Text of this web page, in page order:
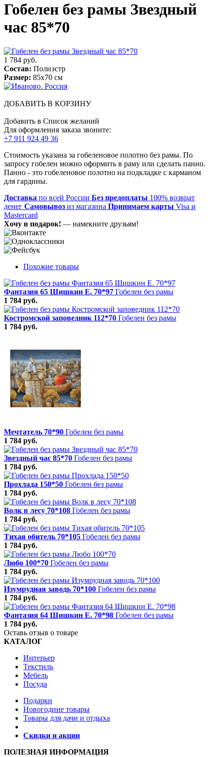
Гобелен без рамы Звездный
час 85*70
1 784 руб.
Состав: Полиэстр
Размер: 85х70 см
ДОБАВИТЬ В КОРЗИНУ
Добавить в Список желаний
Для оформления заказа звоните:
+7 911 924 49 36
Стоимость указана за гобеленовое полотно без рамы. По
запросу гобелен можно оформить в раму или сделать панно.
Панно - это гобеленовое полотно на подкладке с карманом
для гардины.
Доставка по всей России Без предоплаты 100% возврат
денег Самовывоз из магазина Принимаем карты Visa и
Mastercard
Хочу в подарок! — намекните друзьям!
Похожие товары
Фантазия 65 Шишкин Е. 70*97 Гобелен без рамы
1 784 руб.
Костромской заповедник 112*70 Гобелен без рамы
1 784 руб.
Мечтатель 70*90 Гобелен без рамы
1 784 руб.
Звездный час 85*70 Гобелен без рамы
1 784 руб.
Прохлада 150*50 Гобелен без рамы
1 784 руб.
Волк в лесу 70*108 Гобелен без рамы
1 784 руб.
Тихая обитель 70*105 Гобелен без рамы
1 784 руб.
Любо 100*70 Гобелен без рамы
1 784 руб.
Изумрудная заводь 70*100 Гобелен без рамы
1 784 руб.
Фантазия 64 Шишкин Е. 70*98 Гобелен без рамы
1 784 руб.
Оставь отзыв о товаре
КАТАЛОГ
Интерьер
Текстиль
Мебель
Посуда
Подарки
Новогодние товары
Товары для дачи и отдыха
Скидки и акции
ПОЛЕЗНАЯ ИНФОРМАЦИЯ